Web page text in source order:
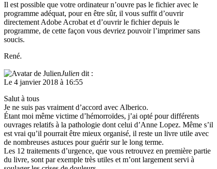
Il est possible que votre ordinateur n’ouvre pas le fichier avec le
programme adéquat, pour en être sûr, il vous suffit d’ouvrir
directement Adobe Acrobat et d’ouvrir le fichier depuis le
programme, de cette façon vous devriez pouvoir l’imprimer sans
soucis.
René.
Julien dit :
Le 4 janvier 2018 à 16:55
Salut à tous
Je ne suis pas vraiment d’accord avec Alberico.
Étant moi même victime d’hémorroïdes, j’ai opté pour différents
ouvrages relatifs à la pathologie dont celui d’Anne Lopez. Même s’il
est vrai qu’il pourrait être mieux organisé, il reste un livre utile avec
de nombreuses astuces pour guérir sur le long terme.
Les 12 traitements d’urgence, que vous retrouvez en première partie
du livre, sont par exemple très utiles et m’ont largement servi à